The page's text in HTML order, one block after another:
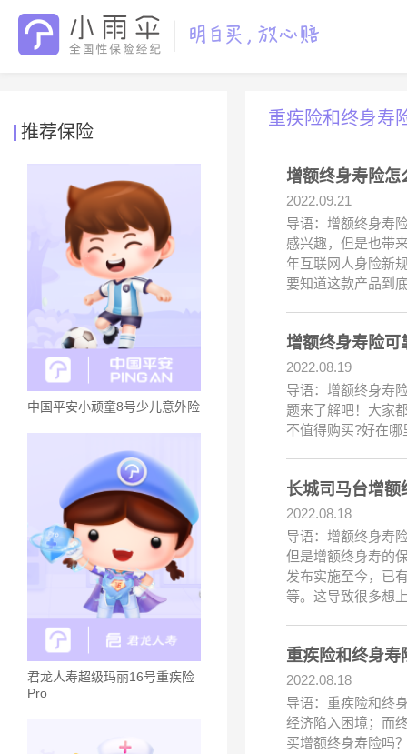
推荐保险
中国平安小顽童8号少儿意外险
君龙人寿超级玛丽16号重疾险
Pro
重疾险和终身寿
增额终身寿险怎
2022.09.21
导语：增额终身寿
感兴趣，但是也带
年互联网人身险新
要知道这款产品到
增额终身寿险可
2022.08.19
导语：增额终身寿
题来了解吧！大家
不值得购买?好在
长城司马台增额
2022.08.18
导语：增额终身寿
但是增额终身寿的
发布实施至今，已
等。这导致很多想
重疾险和终身寿
2022.08.18
导语：重疾险和终
经济陷入困境；而
买增额终身寿险吗